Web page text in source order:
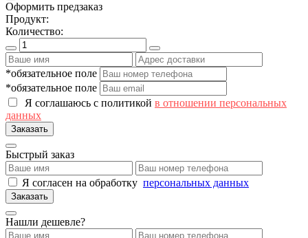
Оформить предзаказ
Продукт:
Количество:
*обязательное поле
*обязательное поле
Я соглашаюсь с политикой в отношении персональных
данных
Заказать
Быстрый заказ
Я согласен на обработку персональных данных
Заказать
Нашли дешевле?